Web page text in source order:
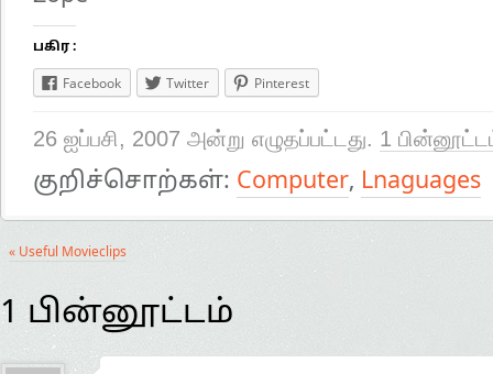
பகிர :
Facebook Twitter Pinterest
26 ஐப்பசி, 2007 அன்று எழுதப்பட்டது. 1
குறிச்சொற்கள்: Computer, Lnaguages
« Useful Movieclips
1 பின்னூட்டம்